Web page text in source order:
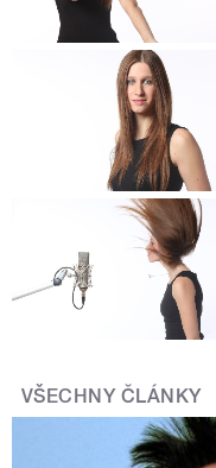
VŠECHNY ČLÁNKY